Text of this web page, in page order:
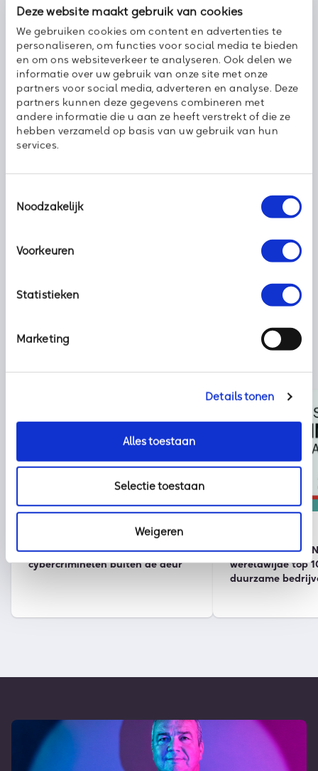
Deze website maakt gebruik van cookies
We gebruiken cookies om content en advertenties te
personaliseren, om functies voor social media te bieden
en om ons websiteverkeer te analyseren. Ook delen we
informatie over uw gebruik van onze site met onze
partners voor social media, adverteren en analyse. Deze
partners kunnen deze gegevens combineren met
andere informatie die u aan ze heeft verstrekt of die ze
hebben verzameld op basis van uw gebruik van hun
services.
Noodzakelijk
Voorkeuren
Statistieken
Marketing
Details tonen
Alles toestaan
Selectie toestaan
Weigeren
zo snel profiteren van alle voordelen die bellen via de cloud
biedt. U bent van harte welkom bij ons in Capelle aan den
IJssel. Vanzelfsprekend komen we ook graag bij u langs voor
een vrijblijvend gesprek en een demonstratie.Maak online een
afspraak
.
Stefan Voorthuijsen – Accountmanager
Ontdek hier ook alles over de Axoft EASY Cloud Telefonie
oplossing
Nieuws
Klaar voor vakantie? Zo houd je
cybercriminelen buiten de deur
kpn
Onze partner
wereldwijde top
duurzame